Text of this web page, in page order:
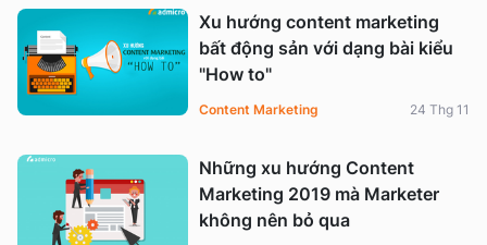
Xu hướng content marketing
bất động sản với dạng bài kiểu
"How to"
Content Marketing 24 Thg 11
Những xu hướng Content
Marketing 2019 mà Marketer
không nên bỏ qua